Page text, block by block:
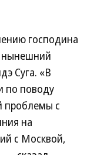
господина
нынешний
Суга. «В
по поводу
проблемы с
на
с Москвой,